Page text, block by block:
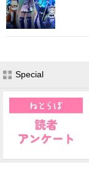
Special